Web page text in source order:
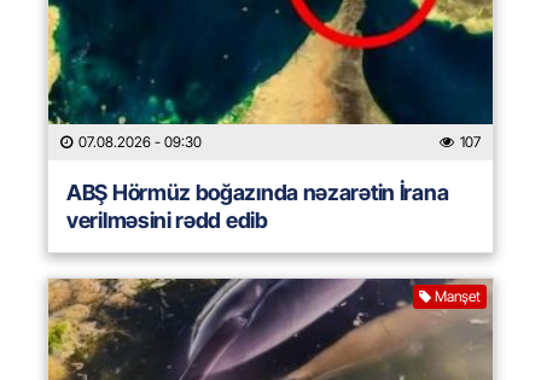
07.08.2026 - 09:30 107
ABŞ Hörmüz boğazında nəzarətin İrana
verilməsini rədd edib
Manşet